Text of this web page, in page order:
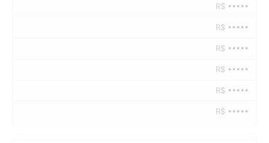
R$ •••••
R$ •••••
R$ •••••
R$ •••••
R$ •••••
R$ •••••